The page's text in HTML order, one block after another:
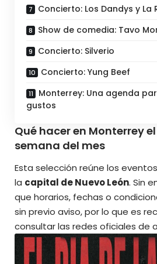
Concierto: Los Dandys y La
Show de comedia: Tavo
Concierto: Silverio
Concierto: Yung Beef
Monterrey: Una agenda
gustos
Qué hacer en Monterrey
semana del mes
Esta selección reúne los
la capital de Nuevo León. Sin
que horarios, fechas o
sin previo aviso, por lo que es
consultar las redes oficiales de